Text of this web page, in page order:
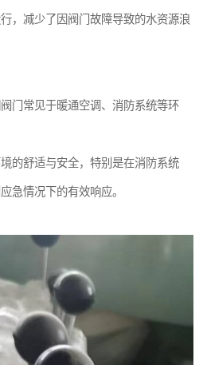
，减少了因阀门故障导致的水资源浪
门常见于暖通空调、消防系统等环
的舒适与安全，特别是在消防系统
急情况下的有效响应。